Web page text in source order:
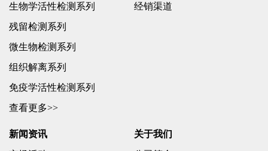
生物学活性检测系列
残留检测系列
微生物检测系列
组织解离系列
免疫学活性检测系列
查看更多>>
经销渠道
新闻资讯
关于我们